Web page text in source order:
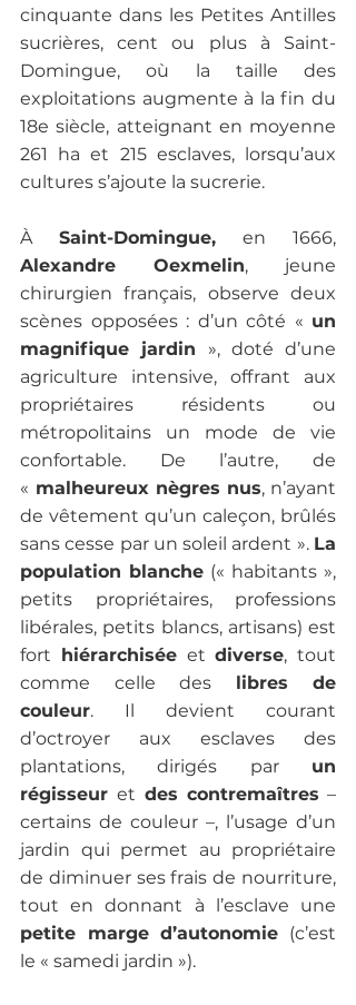
cinquante dans les Petites Antilles
sucrières, cent ou plus à Saint-
Domingue, où la taille des
exploitations augmente à la fin du
18e siècle, atteignant en moyenne
261 ha et 215 esclaves, lorsqu’aux
cultures s’ajoute la sucrerie.
À Saint-Domingue,
Alexandre Oexmelin, jeune
chirurgien français, observe deux
scènes opposées : d’un côté « un
magnifique jardin », doté d’une
agriculture intensive, offrant aux
propriétaires résidents ou
métropolitains un mode de vie
confortable. De l’autre, de
« malheureux nègres nus, n’ayant
de vêtement qu’un caleçon, brûlés
sans cesse par un soleil ardent ». La
population blanche (« habitants »,
petits propriétaires, professions
libérales, petits blancs, artisans) est
fort
hiérarchisée et diverse, tout
comme celle des
libres de
couleur. Il devient courant
d’octroyer aux esclaves des
plantations, dirigés par un
régisseur et des contremaîtres –
certains de couleur –, l’usage d’un
jardin qui permet au propriétaire
de diminuer ses frais de nourriture,
petite marge d’autonomie (c’est
le « samedi jardin »).